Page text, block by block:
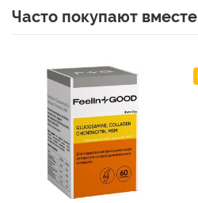
Часто покупают вместе